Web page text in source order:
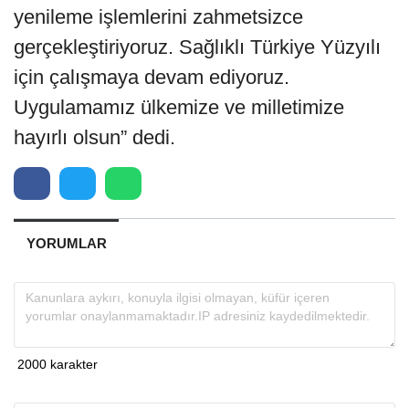
yenileme işlemlerini zahmetsizce
gerçekleştiriyoruz. Sağlıklı Türkiye Yüzyılı
için çalışmaya devam ediyoruz.
Uygulamamız ülkemize ve milletimize
hayırlı olsun” dedi.
YORUMLAR